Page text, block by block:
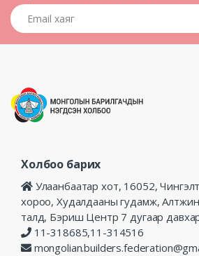
Email хаяг
Холбоо барих
Улаанбаатар хот, 16052,
хороо, Худалдааны гудамж, Алтжин
талд, Бэриш Центр 7 дугаар
11-318685,11-314516